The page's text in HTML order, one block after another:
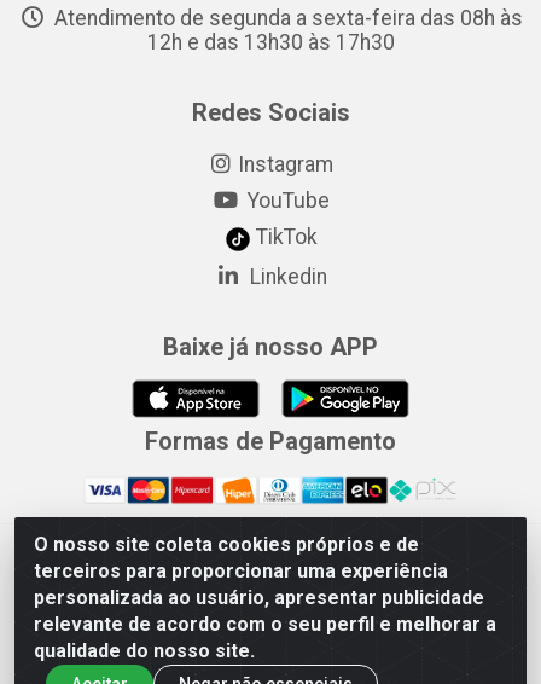
O nosso site coleta cookies próprios e de
terceiros para proporcionar uma experiência
personalizada ao usuário, apresentar publicidade
relevante de acordo com o seu perfil e melhorar a
qualidade do nosso site.
Atendimento de segunda a sexta-feira das 08h às
12h e das 13h30 às 17h30
Redes Sociais
Instagram
YouTube
TikTok
Linkedin
Baixe já nosso APP
Formas de Pagamento
Merconorte Distribuidora de Ferragens Ltda - Avenida Marechal
Rondon, 1571 - Centro, Ji-Paraná/RO - CEP 76.900-121 - CNPJ
10.779.165/000167